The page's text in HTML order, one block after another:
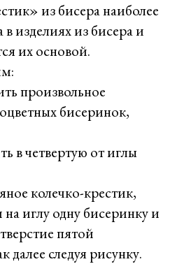
из бисера наиболее
в изделиях из бисера и
их основой.
произвольное
бисеринок,
в четвертую от иглы
колечко-крестик,
иглу одну бисеринку и
пятой
далее следуя рисунку.